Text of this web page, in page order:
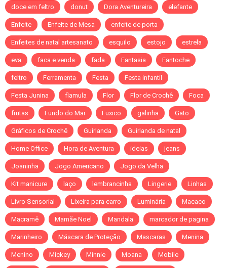
doce em feltro donut Dora Aventureira elefante
Enfeite Enfeite de Mesa enfeite de porta
Enfeites de natal artesanato esquilo estojo estrela
eva faca e venda fada Fantasia Fantoche
feltro Ferramenta Festa Festa infantil
Festa Junina flamula Flor Flor de Crochê Foca
frutas Fundo do Mar Fuxico galinha Gato
Gráficos de Crochê Guirlanda Guirlanda de natal
Home Office Hora de Aventura ideias jeans
Joaninha Jogo Americano Jogo da Velha
Kit manicure laço lembrancinha Lingerie Linhas
Livro Sensorial Lixeira para carro Luminária Macaco
Macramê Mamãe Noel Mandala marcador de pagina
Marinheiro Máscara de Proteção Mascaras Menina
Menino Mickey Minnie Moana Mobile